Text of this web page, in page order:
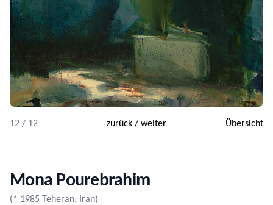
12 / 12 zurück/ weiter Übersicht
Mona Pourebrahim
(* 1985 Teheran, Iran)